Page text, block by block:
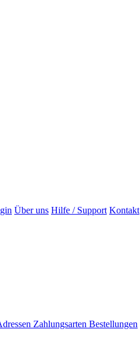
Über uns Hilfe / Support Kontakt
Zahlungsarten Bestellungen